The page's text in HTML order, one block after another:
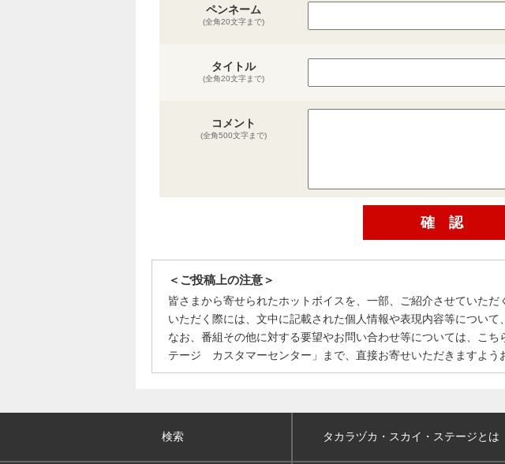
ペンネーム
(全角20文字まで)
タイトル
(全角20文字まで)
コメント
(全角500文字まで)
＜ご投稿上の注意＞
皆さまから寄せられたホットボイスを、一部、ご紹介させていた
いただく際には、文中に記載された個人情報や表現内容等につい
なお、番組その他に対する要望やお問い合わせ等については、こ
テージ カスタマーセンター」まで、直接お寄せいただきますよう
検索 タカラヅカ・スカイ ・ステージとは